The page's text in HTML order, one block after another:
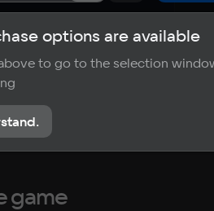
News Publications
ratings
game
options are available
to go to the selection